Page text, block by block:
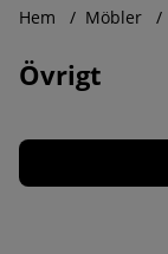
Hem Möbler
Övrigt